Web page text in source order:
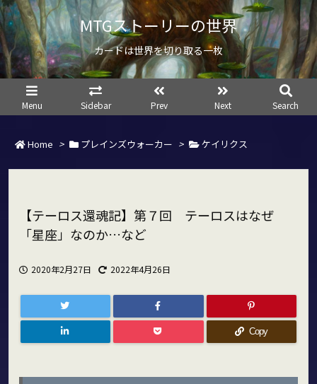
MTGストーリーの世界
カードは世界を切り取る一枚
Menu Sidebar Prev Next Search
Home > プレインズウォーカー > ケイリクス
【テーロス還魂記】第７回 テーロスはなぜ
「星座」なのか…など
2020年2月27日 2022年4月26日
Copy